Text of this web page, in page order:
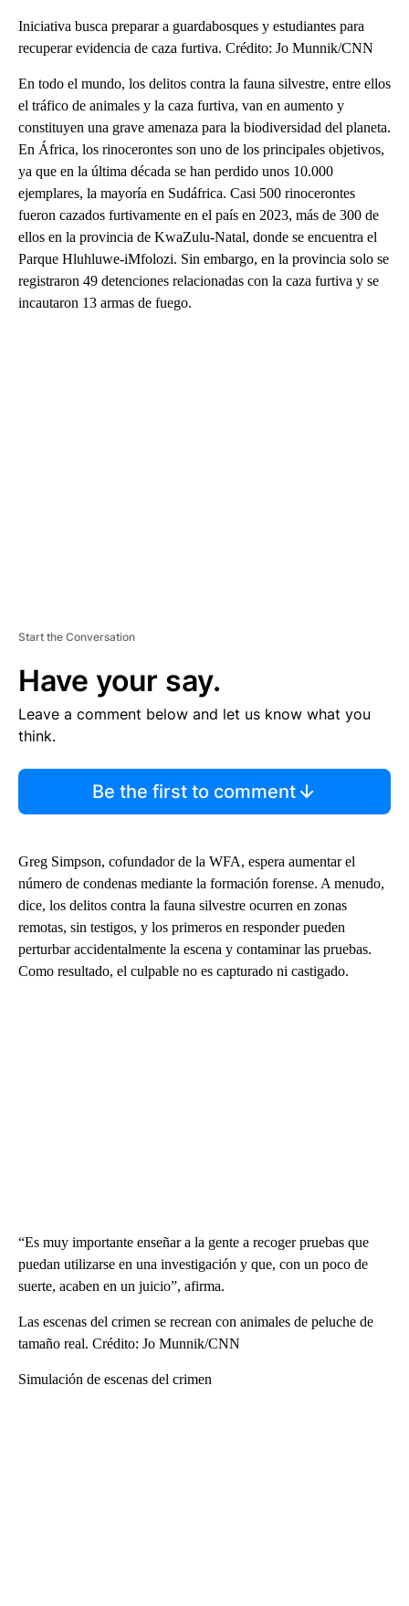
Iniciativa busca preparar a guardabosques y estudiantes para
recuperar evidencia de caza furtiva. Crédito: Jo Munnik/CNN
En todo el mundo, los delitos contra la fauna silvestre, entre ellos
el tráfico de animales y la caza furtiva, van en aumento y
constituyen una grave amenaza para la biodiversidad del planeta.
En África, los rinocerontes son uno de los principales objetivos,
ya que en la última década se han perdido unos 10.000
ejemplares, la mayoría en Sudáfrica. Casi 500 rinocerontes
fueron cazados furtivamente en el país en 2023, más de 300 de
ellos en la provincia de KwaZulu-Natal, donde se encuentra el
Parque Hluhluwe-iMfolozi. Sin embargo, en la provincia solo se
registraron 49 detenciones relacionadas con la caza furtiva y se
incautaron 13 armas de fuego.
Start the Conversation
Have your say.
Leave a comment below and let us know what you
think.
Be the first to comment
Greg Simpson, cofundador de la WFA, espera aumentar el
número de condenas mediante la formación forense. A menudo,
dice, los delitos contra la fauna silvestre ocurren en zonas
remotas, sin testigos, y los primeros en responder pueden
perturbar accidentalmente la escena y contaminar las pruebas.
Como resultado, el culpable no es capturado ni castigado.
“Es muy importante enseñar a la gente a recoger pruebas que
puedan utilizarse en una investigación y que, con un poco de
suerte, acaben en un juicio”, afirma.
Las escenas del crimen se recrean con animales de peluche de
tamaño real. Crédito: Jo Munnik/CNN
Simulación de escenas del crimen